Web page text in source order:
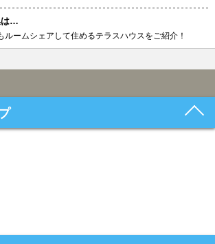
は…
ルームシェアして住めるテラスハウスをご紹介！